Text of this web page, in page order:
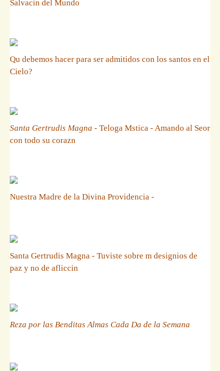
Salvacin del Mundo
Qu debemos hacer para ser admitidos con los santos en el
Cielo?
Santa Gertrudis Magna - Teloga Mstica - Amando al Seor
con todo su corazn
Nuestra Madre de la Divina Providencia -
Santa Gertrudis Magna - Tuviste sobre m designios de
paz y no de afliccin
Reza por las Benditas Almas Cada Da de la Semana